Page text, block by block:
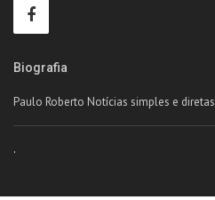
Biografia
Paulo Roberto Notícias simples e diretas
.